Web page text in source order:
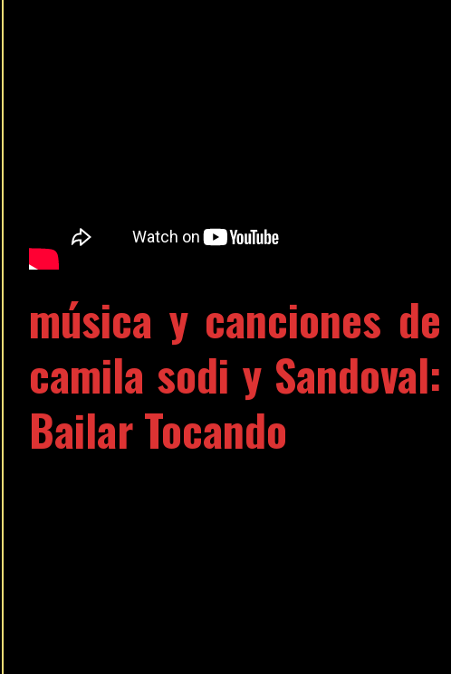
música y canciones de
camila sodi y Sandoval:
Bailar Tocando